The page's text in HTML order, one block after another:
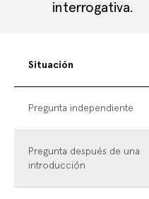
interrogativa.
Situación
Pregunta independiente
Pregunta después de una
introducción